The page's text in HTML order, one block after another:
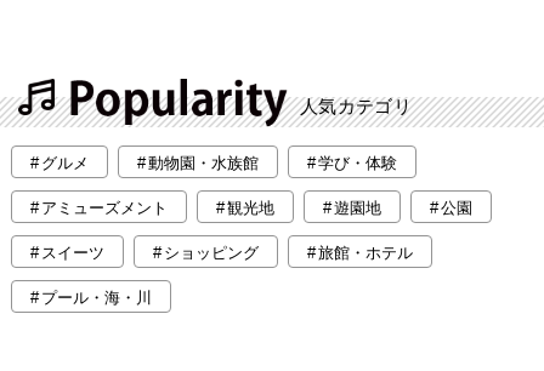
人気カテゴリ
グルメ 動物園・水族館 学び・体験
アミューズメント 観光地 遊園地 公園
スイーツ ショッピング 旅館・ホテル
プール・海・川